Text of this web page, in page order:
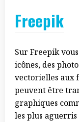
Freepik
Sur Freepik
icônes, des
vectorielles aux
peuvent être
graphiques
les plus aguerris